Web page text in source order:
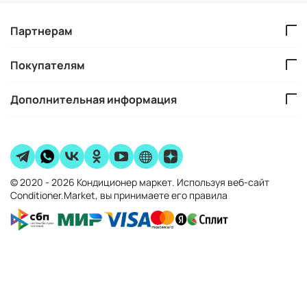
Партнерам
Покупателям
Дополнительная информация
© 2020 - 2026 Кондиционер маркет. Используя веб-сайт
Conditioner.Market, вы принимаете его правила